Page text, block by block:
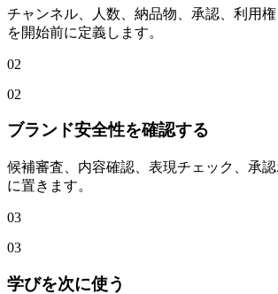
チャンネル、人数、納品物、承認、利用
を開始前に定義します。
02
02
ブランド安全性を確認する
候補審査、内容確認、表現チェック、承
に置きます。
03
03
学びを次に使う